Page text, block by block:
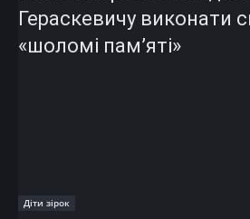
Гераскевичу виконати
«шоломі пам’яті»
Діти зірок